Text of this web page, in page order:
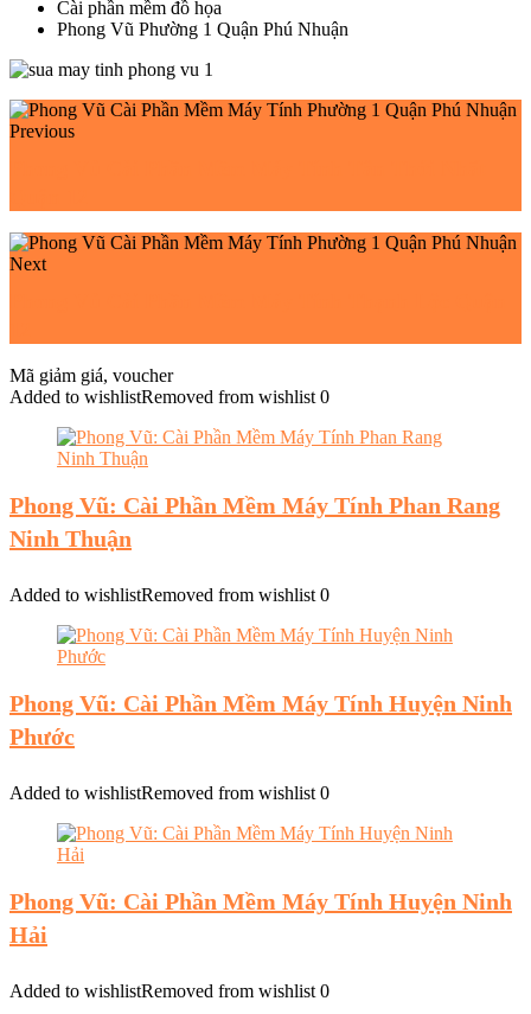
Cài phần mềm đồ họa
Phong Vũ Phường 1 Quận Phú Nhuận
Previous
Next
Mã giảm giá, voucher
Added to wishlistRemoved from wishlist 0
Phong Vũ: Cài Phần Mềm Máy Tính Phan Rang
Ninh Thuận
Added to wishlistRemoved from wishlist 0
Phong Vũ: Cài Phần Mềm Máy Tính Huyện Ninh
Phước
Added to wishlistRemoved from wishlist 0
Phong Vũ: Cài Phần Mềm Máy Tính Huyện Ninh
Hải
Added to wishlistRemoved from wishlist 0